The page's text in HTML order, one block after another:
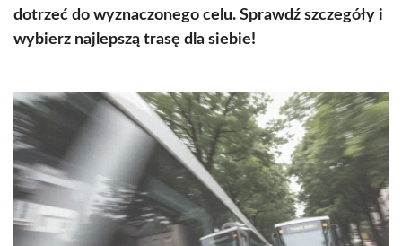
dotrzeć do wyznaczonego celu. Sprawdź szczegóły i
wybierz najlepszą trasę dla siebie!